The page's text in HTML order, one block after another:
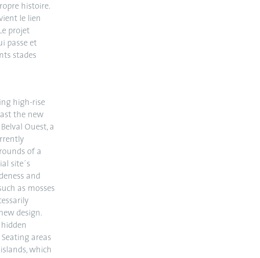
histoire.
le lien
projet
passe et
stades
high-rise
the new
Ouest, a
of a
site´s
and
as mosses
design.
areas
which